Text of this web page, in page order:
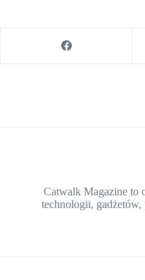
Catwalk Magazine to
technologii, gadżetów,